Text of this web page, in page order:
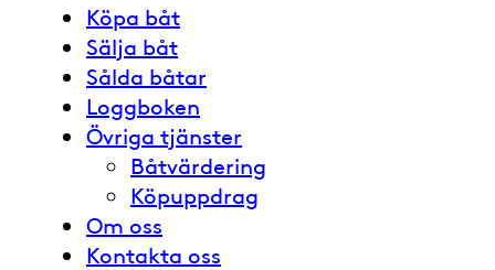
Köpa båt
Sälja båt
Sålda båtar
Loggboken
Övriga tjänster
Båtvärdering
Köpuppdrag
Om oss
Kontakta oss